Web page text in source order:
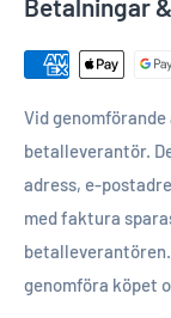
Betalningar
Vid
betalleverantör.
adress, e-
med faktura
genomföra köpet